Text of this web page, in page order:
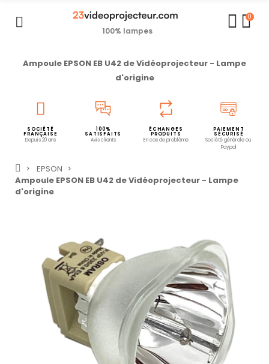
100% lampes
0
Ampoule EPSON EB U42 de Vidéoprojecteur - Lampe
d'origine
SOCIÉTÉ
FRANÇAISE
Depuis 20 ans
100%
SATISFAITS
Avis clients
ÉCHANGES
PRODUITS
En cas de problème
PAIEMENT
SÉCURISÉ
Société générale ou
Paypal
EPSON
Ampoule EPSON EB U42 de Vidéoprojecteur - Lampe
d'origine